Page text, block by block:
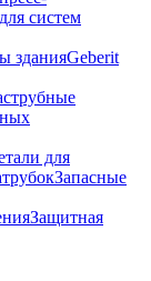
систем
зданияGeberit
для
Запасные
Защитная